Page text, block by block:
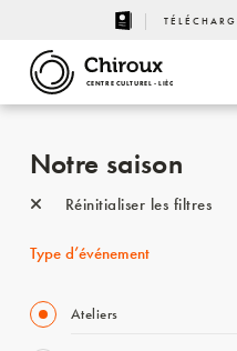
CENTRE CULTUREL - LIÈGE
Notre saison
Réinitialiser les filtres
Type d’événement
Ateliers